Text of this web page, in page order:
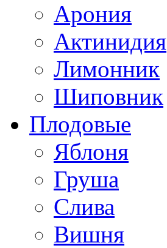
Арония
Актинидия
Лимонник
Шиповник
Плодовые
Яблоня
Груша
Слива
Вишня